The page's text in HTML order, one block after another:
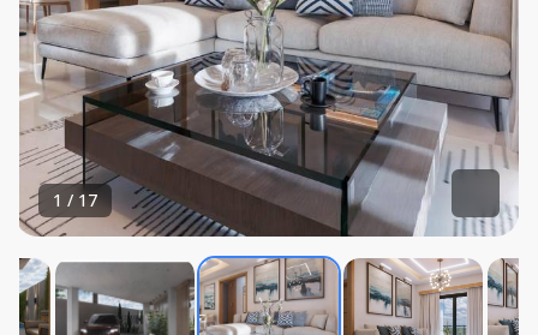
1 / 17